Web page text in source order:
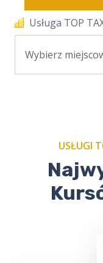
Usługa TOP
USŁUGI